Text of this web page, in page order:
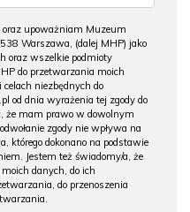
upoważniam Muzeum
Warszawa, (dalej MHP) jako
oraz wszelkie podmioty
do przetwarzania moich
niezbędnych do
od dnia wyrażenia tej zgody do
że mam prawo w dowolnym
zgody nie wpływa na
którego dokonano na podstawie
Jestem też świadomy/a, że
danych, do ich
do przenoszenia